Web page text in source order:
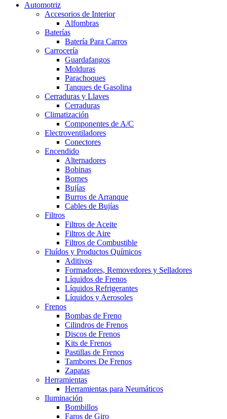
Automotriz
Accesorios de Interior
Alfombras
Baterías
Batería Para Carros
Carrocería
Guardafangos
Molduras
Parachoques
Tanques de Gasolina
Cerraduras y Llaves
Cerraduras
Climatización
Componentes de A/C
Electroventiladores
Conectores
Encendido
Alternadores
Bobinas
Bornes
Bujías
Burros de Arranque
Cables de Bujías
Filtros
Filtros de Aceite
Filtros de Aire
Filtros de Combustible
Fluídos y Productos Químicos
Aditivos
Formadores, Removedores y Selladores
Líquidos de Frenos
Líquidos Refrigerantes
Líquidos y Aerosoles
Frenos
Bombas de Freno
Cilindros de Frenos
Discos de Frenos
Kits de Frenos
Pastillas de Frenos
Tambores De Frenos
Zapatas
Herramientas
Herramientas para Neumáticos
Iluminación
Bombillos
Faros de Giro